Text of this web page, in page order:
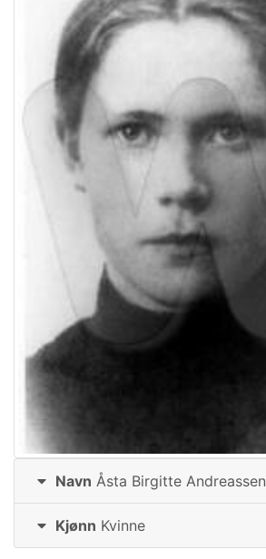
Navn Åsta Birgitte Andreassen
Kjønn Kvinne